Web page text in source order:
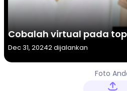
Cobalah virtual pada
Dec 31, 20242 dijalankan
Foto